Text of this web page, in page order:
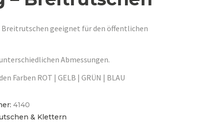
Breitrutschen geeignet für den öffentlichen
Abmessungen.
Farben ROT | GELB | GRÜN | BLAU
4140
& Klettern